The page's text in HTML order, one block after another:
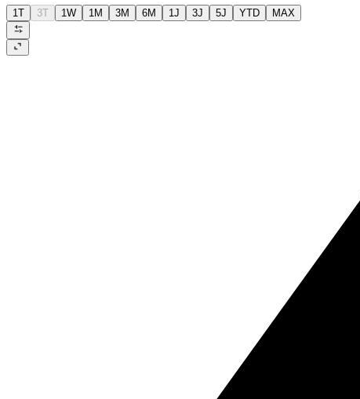
1T 3T 1W 1M 3M 6M 1J 3J 5J YTD MAX